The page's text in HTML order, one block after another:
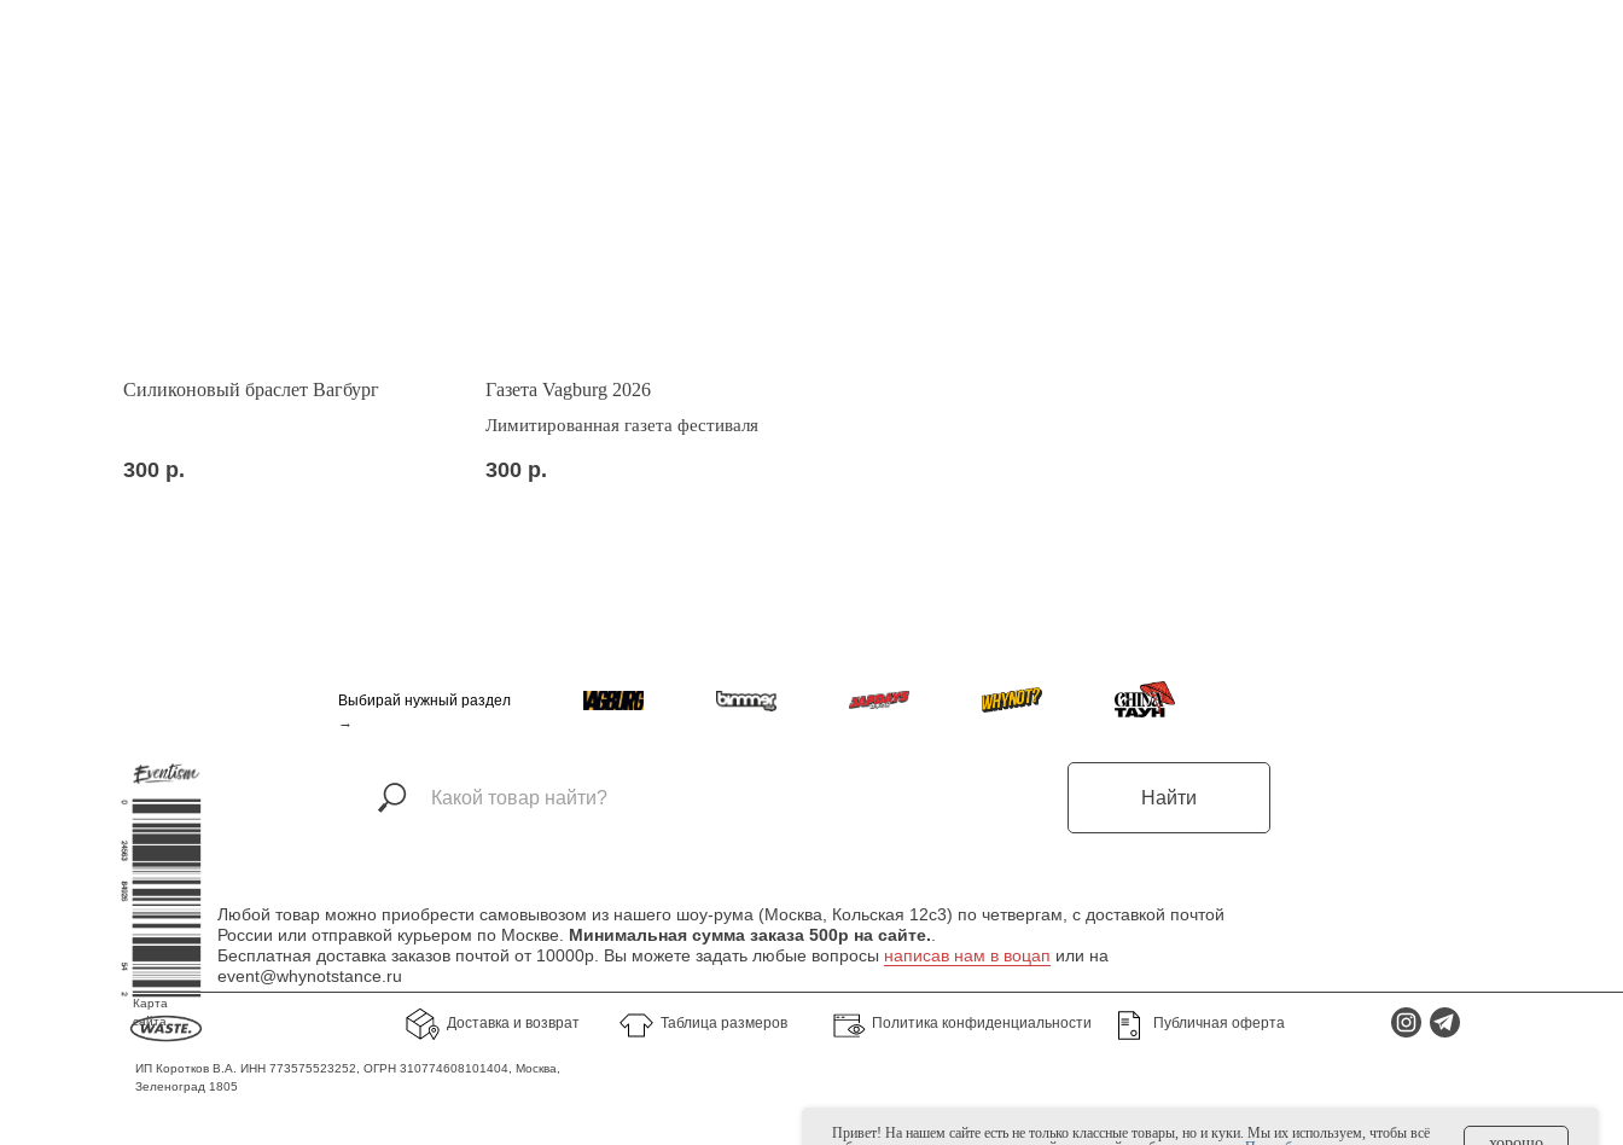
Силиконовый браслет Вагбург
300 р.
Газета Vagburg 2026
Лимитированная газета фестиваля
300 р.
Выбирай нужный раздел
→
Найти
Доставка и возврат Политика конфиденциальности Публичная оферта
Таблица размеров
Любой товар можно приобрести самовывозом из нашего шоу-рума (Москва, Кольская 12с3) по четвергам, с доставкой почтой
России или отправкой курьером по Москве. Минимальная сумма заказа 500р на сайте.
Бесплатная доставка заказов почтой от 10000р. Вы можете задать любые вопросы написав нам в воцап или на
event@whynotstance.ru
Карта
сайта
ИП Коротков В.А. ИНН 773575523252, ОГРН 310774608101404, Москва,
Зеленоград 1805
Привет! На нашем сайте есть не только классные товары, но и куки. Мы их используем, чтобы всё